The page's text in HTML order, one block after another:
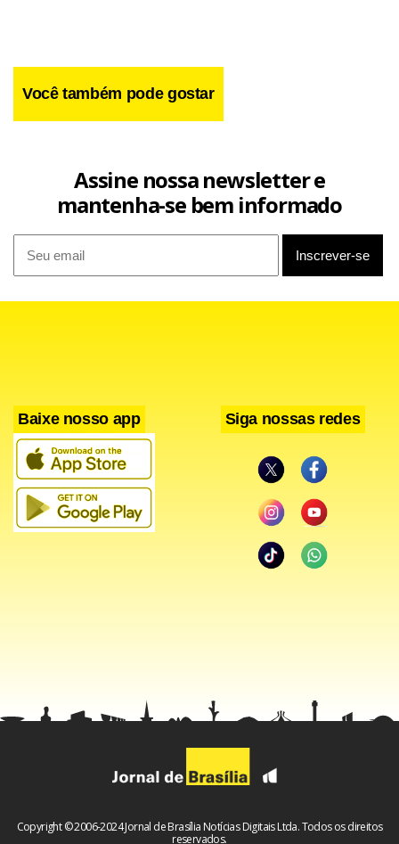
Você também pode gostar
Assine nossa newsletter e
mantenha-se bem informado
Baixe nosso app Siga nossas redes
Copyright © 2006-2024 Jornal de Brasília Notícias Digitais Ltda. Todos os direitos
reservados.